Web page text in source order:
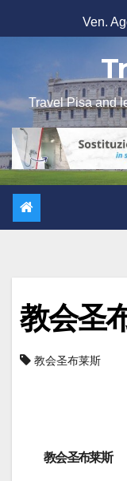
al
Ven.
Travel Pisa and
教会圣
教会圣布莱斯
教会圣布莱斯